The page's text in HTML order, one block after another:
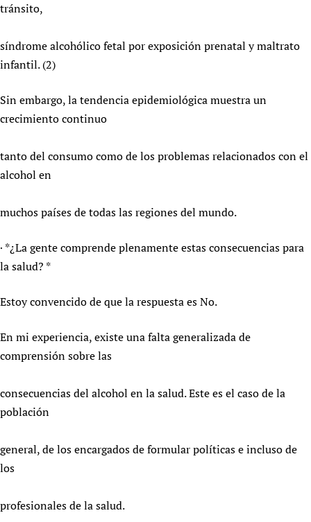
tránsito,
síndrome alcohólico fetal por exposición prenatal y maltrato
infantil. (2)
Sin embargo, la tendencia epidemiológica muestra un
crecimiento continuo
tanto del consumo como de los problemas relacionados con el
alcohol en
muchos países de todas las regiones del mundo.
· *¿La gente comprende plenamente estas consecuencias para
la salud? *
Estoy convencido de que la respuesta es No.
En mi experiencia, existe una falta generalizada de
comprensión sobre las
consecuencias del alcohol en la salud. Este es el caso de la
población
general, de los encargados de formular políticas e incluso de
los
profesionales de la salud.